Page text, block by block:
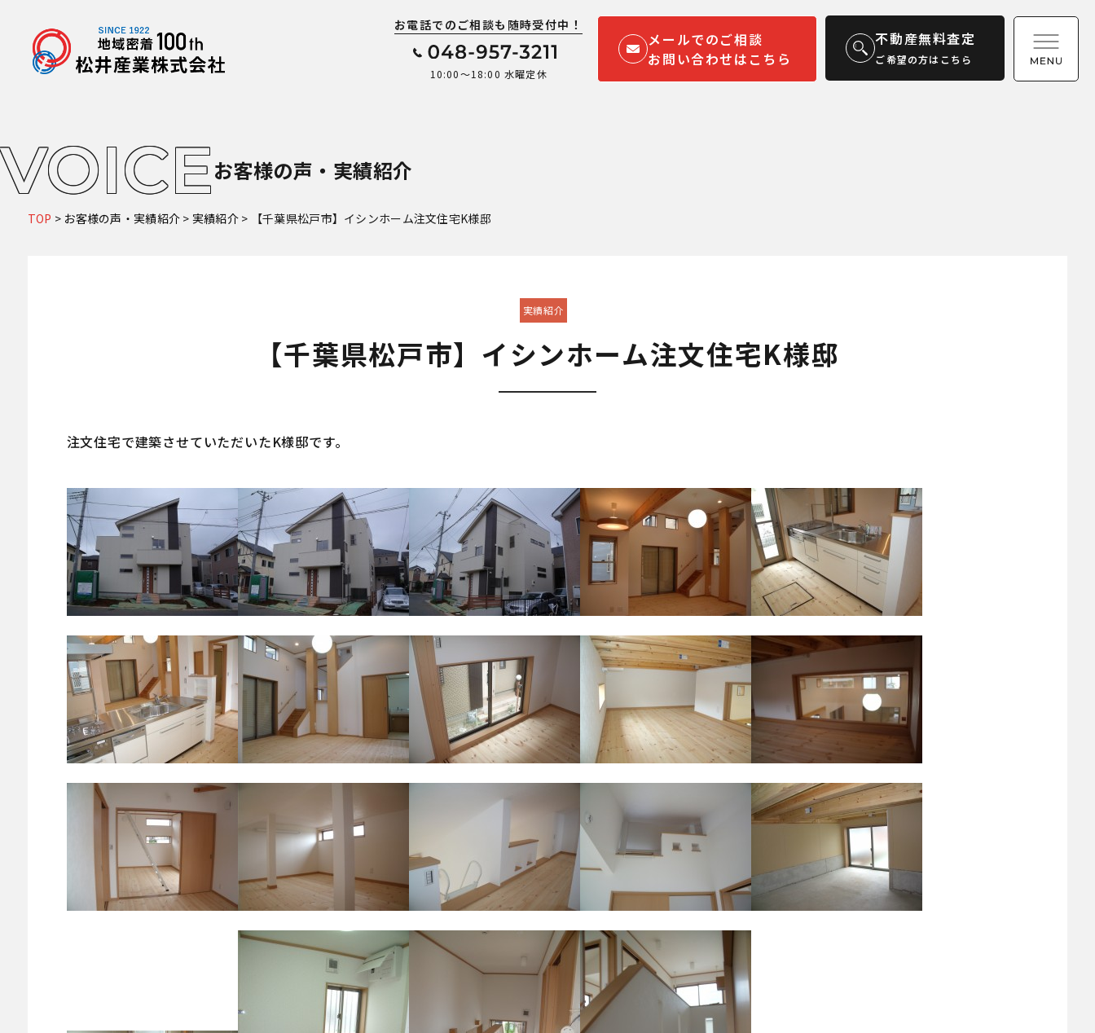
お電話でのご相談も随時受付中！
10:00～18:00 水曜定休
メールでのご相談
お問い合わせはこちら
不動産無料査定
ご希望の方はこちら
VOICEお客様の声・実績紹介
TOP > お客様の声・実績紹介 > 実績紹介 > 【千葉県松戸市】イシンホーム注文住宅K様邸
実績紹介
【千葉県松戸市】イシンホーム注文住宅K様邸
注文住宅で建築させていただいたK様邸です。